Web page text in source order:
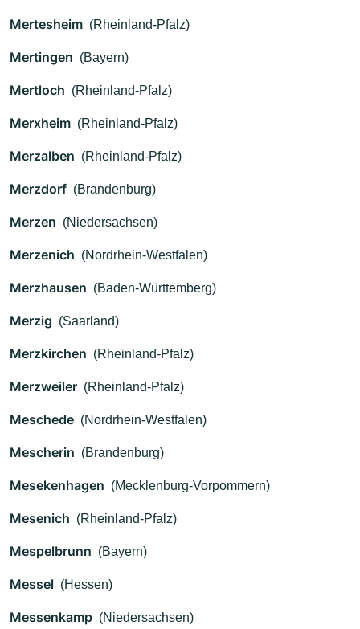
Mertesheim (Rheinland-Pfalz)
Mertingen (Bayern)
Mertloch (Rheinland-Pfalz)
Merxheim (Rheinland-Pfalz)
Merzalben (Rheinland-Pfalz)
Merzdorf (Brandenburg)
Merzen (Niedersachsen)
Merzenich (Nordrhein-Westfalen)
Merzhausen (Baden-Württemberg)
Merzig (Saarland)
Merzkirchen (Rheinland-Pfalz)
Merzweiler (Rheinland-Pfalz)
Meschede (Nordrhein-Westfalen)
Mescherin (Brandenburg)
Mesekenhagen (Mecklenburg-Vorpommern)
Mesenich (Rheinland-Pfalz)
Mespelbrunn (Bayern)
Messel (Hessen)
Messenkamp (Niedersachsen)